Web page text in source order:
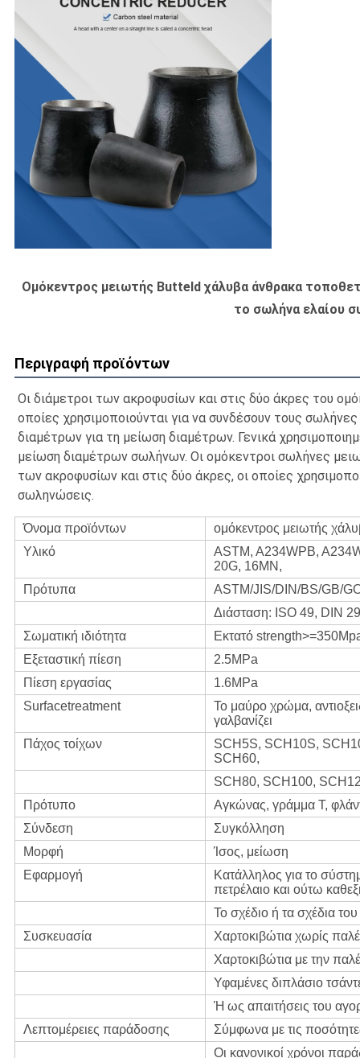
Ομόκεντρος μειωτής Butteld χάλυβα άνθρακα
το σωλήνα ελαίου
Περιγραφή προϊόντων
Οι διάμετροι των ακροφυσίων και στις δύο άκρες του
οποίες χρησιμοποιούνται για να συνδέσουν τους
διαμέτρων για τη μείωση διαμέτρων. Γενικά
μείωση διαμέτρων σωλήνων. Οι ομόκεντροι σωλήνες
των ακροφυσίων και στις δύο άκρες, οι οποίες
σωληνώσεις.
Όνομα προϊόντων
ομόκεντρος μειωτής
Υλικό
ASTM, A234WPB,
20G, 16MN,
Πρότυπα
ASTM/JIS/DIN/BS/GB/
Διάσταση: ISO 49, DIN
Σωματική ιδιότητα
Εκτατό
Εξεταστική πίεση
2.5MPa
Πίεση εργασίας
1.6MPa
Surfacetreatment
Το μαύρο χρώμα,
γαλβανίζει
Πάχος τοίχων
SCH5S, SCH10S,
SCH60,
SCH80, SCH100,
Πρότυπο
Αγκώνας, γράμμα Τ,
Σύνδεση
Συγκόλληση
Μορφή
Ίσος, μείωση
Εφαρμογή
Κατάλληλος για το
πετρέλαιο και ούτω
Το σχέδιο ή τα σχέδια
Συσκευασία
Χαρτοκιβώτια χωρίς
Χαρτοκιβώτια με την
Υφαμένες διπλάσιο
Ή ως απαιτήσεις του
Λεπτομέρειες παράδοσης
Σύμφωνα με τις
Οι κανονικοί χρόνοι